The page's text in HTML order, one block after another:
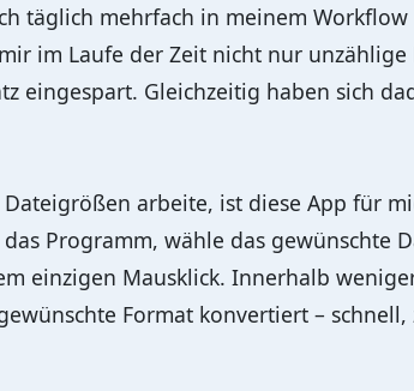
täglich mehrfach in meinem Workflow
im Laufe der Zeit nicht nur unzählige
eingespart. Gleichzeitig haben sich
arbeite, ist diese App für
Programm, wähle das gewünschte
einzigen Mausklick. Innerhalb
Format konvertiert – schnell,